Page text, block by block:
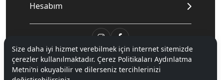
Hesabım
© 2020Mnpc. Tüm hakları saklıdır.
Size daha iyi hizmet verebilmek için internet sitemizde
çerezler kullanılmaktadır. Çerez Politikaları Aydınlatma
Metni’ni okuyabilir ve dilerseniz tercihlerinizi